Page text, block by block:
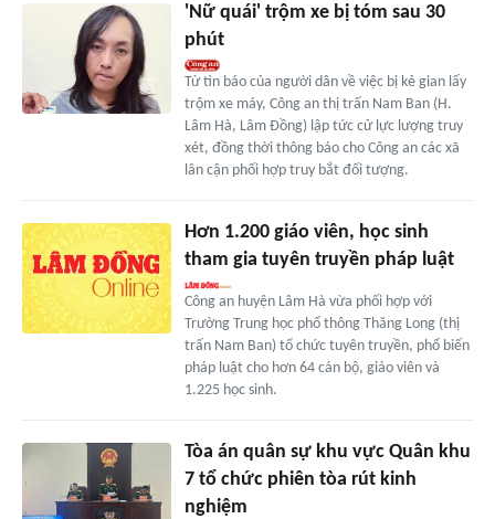
'Nữ quái' trộm xe bị tóm sau 30
phút
Từ tin báo của người dân về việc bị kẻ gian lấy
trộm xe máy, Công an thị trấn Nam Ban (H.
Lâm Hà, Lâm Đồng) lập tức cử lực lượng truy
xét, đồng thời thông báo cho Công an các xã
lân cận phối hợp truy bắt đối tượng.
Hơn 1.200 giáo viên, học sinh
tham gia tuyên truyền pháp luật
Công an huyện Lâm Hà vừa phối hợp với
Trường Trung học phổ thông Thăng Long (thị
trấn Nam Ban) tổ chức tuyên truyền, phổ biến
pháp luật cho hơn 64 cán bộ, giáo viên và
1.225 học sinh.
Tòa án quân sự khu vực Quân khu
7 tổ chức phiên tòa rút kinh
nghiệm